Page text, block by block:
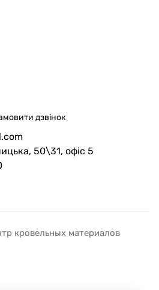
дзвінок
50\31, офіс 5
кровельных материалов
зворотний виклик